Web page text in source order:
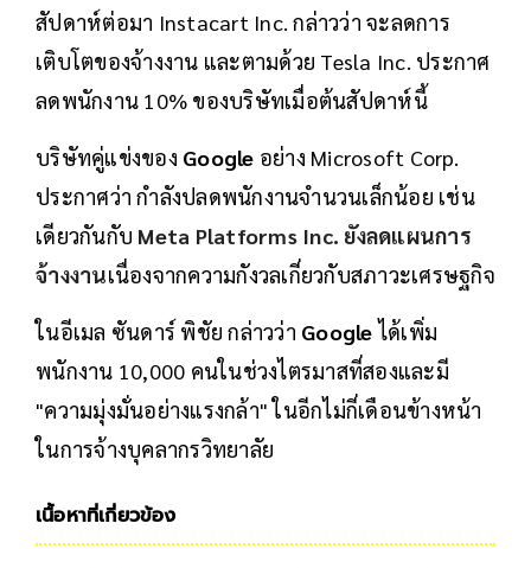
สัปดาห์ต่อมา Instacart Inc. กล่าวว่า จะลดการ
เติบโตของจ้างงาน และตามด้วย Tesla Inc. ประกาศ
ลดพนักงาน 10% ของบริษัทเมื่อต้นสัปดาห์นี้
บริษัทคู่แข่งของ Google อย่าง Microsoft Corp.
ประกาศว่า กำลังปลดพนักงานจำนวนเล็กน้อย เช่น
เดียวกันกับ Meta Platforms Inc. ยังลดแผนการ
จ้างงานเนื่องจากความกังวลเกี่ยวกับสภาวะเศรษฐกิจ
ในอีเมล ซันดาร์ พิชัย กล่าวว่า Google ได้เพิ่ม
พนักงาน 10,000 คนในช่วงไตรมาสที่สองและมี
"ความมุ่งมั่นอย่างแรงกล้า" ในอีกไม่กี่เดือนข้างหน้า
ในการจ้างบุคลากรวิทยาลัย
เนื้อหาที่เกี่ยวข้อง